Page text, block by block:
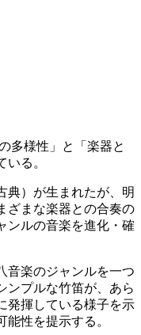
多様性」と「楽器と
る。
典）が生まれたが、明
ざまな楽器との合奏の
ンルの音楽を進化・確
音楽のジャンルを一つ
ンプルな竹笛が、あら
発揮している様子を示
性を提示する。